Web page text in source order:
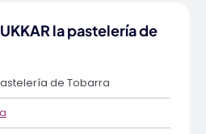
la pastelería de
de Tobarra